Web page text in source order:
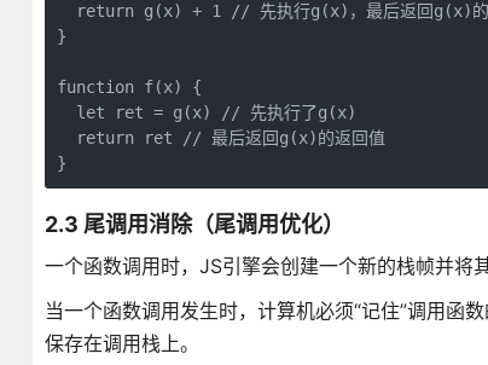
return g(x) + 1 // 先执行g(x)，最后返回g(x)
}
function f(x) {
  let ret = g(x) // 先执行了g(x)
  return ret // 最后返回g(x)的返回值
2.3 尾调用消除（尾调用优化）
一个函数调用时，JS引擎会创建一个新的栈帧并将
当一个函数调用发生时，计算机必须“记住”调用
保存在调用栈上。